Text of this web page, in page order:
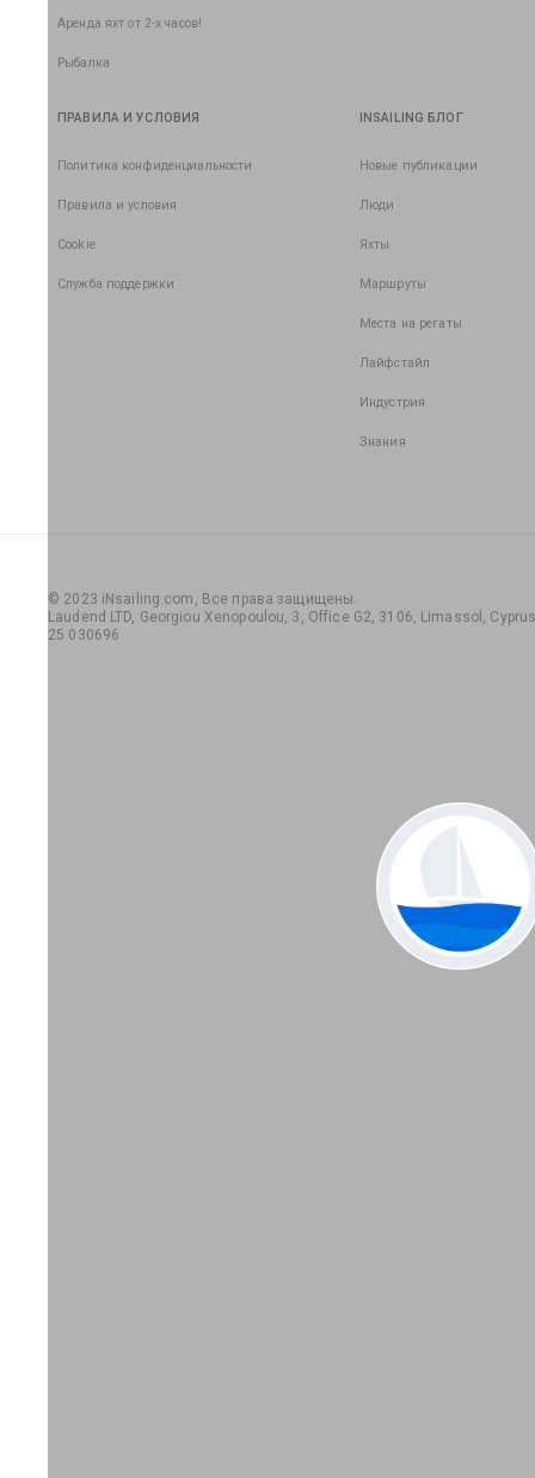
Аренда яхт от 2-х часов!
Рыбалка
ПРАВИЛА И УСЛОВИЯ
Политика конфиденциальности
Правила и условия
Cookie
Служба поддержки
INSAILING БЛОГ
Новые публикации
Люди
Яхты
Маршруты
Места на регаты
Лайфстайл
Индустрия
Знания
© 2023 iNsailing.com, Все права защищены.
Laudend LTD, Georgiou Xenopoulou, 3, Office G2, 3106, Limassol,
25 030696